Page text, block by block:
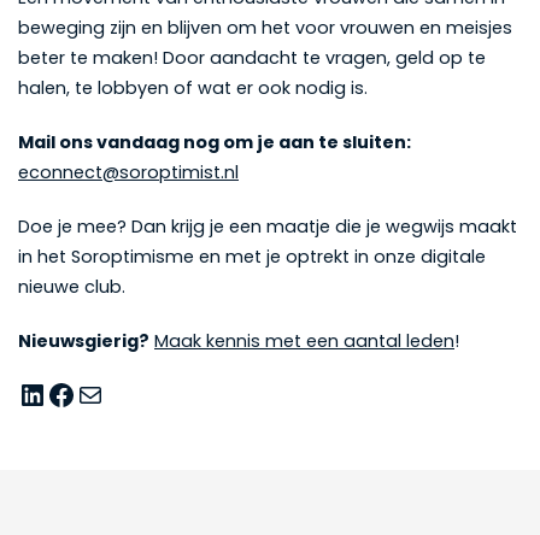
beweging zijn en blijven om het voor vrouwen en meisjes
beter te maken! Door aandacht te vragen, geld op te
halen, te lobbyen of wat er ook nodig is.
Mail ons vandaag nog om je aan te sluiten:
econnect@soroptimist.nl
Doe je mee? Dan krijg je een maatje die je wegwijs maakt
in het Soroptimisme en met je optrekt in onze digitale
nieuwe club.
Nieuwsgierig? Maak kennis met een aantal leden!
LinkedIn
Facebook
E-mail